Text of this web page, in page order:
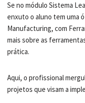
Se no módulo Sistema
enxuto o aluno tem uma
Manufacturing, com
mais sobre as
prática.
Aqui, o profissional
projetos que visam a